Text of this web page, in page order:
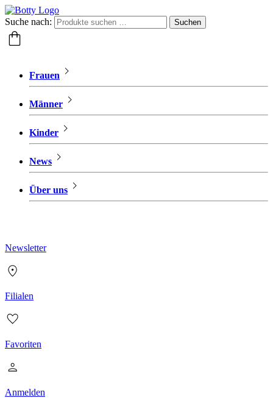
Suche nach: Suchen
Frauen
Männer
Kinder
News
Über uns
Newsletter
Filialen
Favoriten
Anmelden